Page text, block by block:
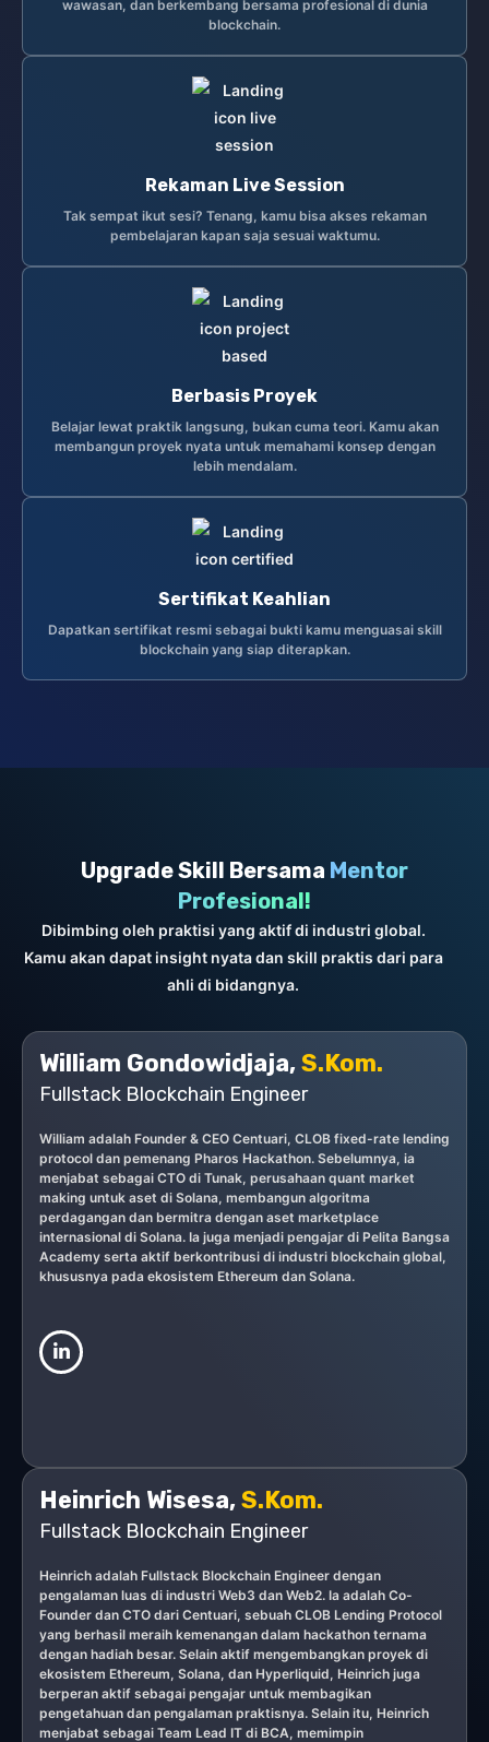
wawasan, dan berkembang bersama profesional di dunia
blockchain.
Rekaman Live Session
Tak sempat ikut sesi? Tenang, kamu bisa akses rekaman
pembelajaran kapan saja sesuai waktumu.
Berbasis Proyek
Belajar lewat praktik langsung, bukan cuma teori. Kamu akan
membangun proyek nyata untuk memahami konsep dengan
lebih mendalam.
Sertifikat Keahlian
Dapatkan sertifikat resmi sebagai bukti kamu menguasai skill
blockchain yang siap diterapkan.
Upgrade Skill Bersama Mentor
Profesional!
Dibimbing oleh praktisi yang aktif di industri global.
Kamu akan dapat insight nyata dan skill praktis dari para
ahli di bidangnya.
William Gondowidjaja, S.Kom.
Fullstack Blockchain Engineer
William adalah Founder & CEO Centuari, CLOB fixed-rate lending
protocol dan pemenang Pharos Hackathon. Sebelumnya, ia
menjabat sebagai CTO di Tunak, perusahaan quant market
making untuk aset di Solana, membangun algoritma
perdagangan dan bermitra dengan aset marketplace
internasional di Solana. Ia juga menjadi pengajar di Pelita Bangsa
Academy serta aktif berkontribusi di industri blockchain global,
khususnya pada ekosistem Ethereum dan Solana.
Heinrich Wisesa, S.Kom.
Fullstack Blockchain Engineer
Heinrich adalah Fullstack Blockchain Engineer dengan
pengalaman luas di industri Web3 dan Web2. Ia adalah Co-
Founder dan CTO dari Centuari, sebuah CLOB Lending Protocol
yang berhasil meraih kemenangan dalam hackathon ternama
dengan hadiah besar. Selain aktif mengembangkan proyek di
ekosistem Ethereum, Solana, dan Hyperliquid, Heinrich juga
berperan aktif sebagai pengajar untuk membagikan
pengetahuan dan pengalaman praktisnya. Selain itu, Heinrich
menjabat sebagai Team Lead IT di BCA, memimpin